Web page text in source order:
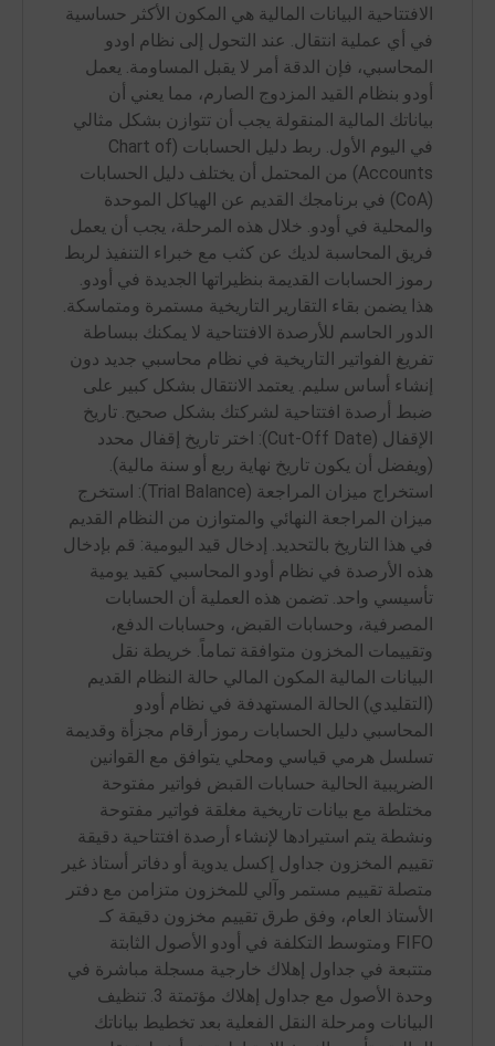
الافتتاحية البيانات المالية هي المكون الأكثر حساسية
في أي عملية انتقال. عند التحول إلى نظام اودو
المحاسبي، فإن الدقة أمر لا يقبل المساومة. يعمل
أودو بنظام القيد المزدوج الصارم، مما يعني أن
بياناتك المالية المنقولة يجب أن تتوازن بشكل مثالي
في اليوم الأول. ربط دليل الحسابات (Chart of
Accounts) من المحتمل أن يختلف دليل الحسابات
(CoA) في برنامجك القديم عن الهياكل الموحدة
والمحلية في أودو. خلال هذه المرحلة، يجب أن يعمل
فريق المحاسبة لديك عن كثب مع خبراء التنفيذ لربط
رموز الحسابات القديمة بنظيراتها الجديدة في أودو.
هذا يضمن بقاء التقارير التاريخية مستمرة ومتماسكة.
الدور الحاسم للأرصدة الافتتاحية لا يمكنك ببساطة
تفريغ الفواتير التاريخية في نظام محاسبي جديد دون
إنشاء أساس سليم. يعتمد الانتقال بشكل كبير على
ضبط أرصدة افتتاحية لشركتك بشكل صحيح. تاريخ
الإقفال (Cut-Off Date): اختر تاريخ إقفال محدد
(ويفضل أن يكون تاريخ نهاية ربع أو سنة مالية).
استخراج ميزان المراجعة (Trial Balance): استخرج
ميزان المراجعة النهائي والمتوازن من النظام القديم
في هذا التاريخ بالتحديد. إدخال قيد اليومية: قم بإدخال
هذه الأرصدة في نظام أودو المحاسبي كقيد يومية
تأسيسي واحد. تضمن هذه العملية أن الحسابات
المصرفية، وحسابات القبض، وحسابات الدفع،
وتقييمات المخزون متوافقة تماماً. خريطة نقل
البيانات المالية المكون المالي حالة النظام القديم
(التقليدي) الحالة المستهدفة في نظام أودو
المحاسبي دليل الحسابات رموز أرقام مجزأة وقديمة
تسلسل هرمي قياسي ومحلي يتوافق مع القوانين
الضريبية الحالية حسابات القبض فواتير مفتوحة
مختلطة مع بيانات تاريخية مغلقة فواتير مفتوحة
ونشطة يتم استيرادها لإنشاء أرصدة افتتاحية دقيقة
تقييم المخزون جداول إكسل يدوية أو دفاتر أستاذ غير
متصلة تقييم مستمر وآلي للمخزون متزامن مع دفتر
الأستاذ العام، وفق طرق تقييم مخزون دقيقة كـ
FIFO ومتوسط التكلفة في أودو الأصول الثابتة
متتبعة في جداول إهلاك خارجية مسجلة مباشرة في
وحدة الأصول مع جداول إهلاك مؤتمتة 3. تنظيف
البيانات ومرحلة النقل الفعلية بعد تخطيط بياناتك